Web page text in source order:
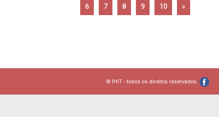
6 7 8 9 10 »
© IHIT - todos os direitos reservados.